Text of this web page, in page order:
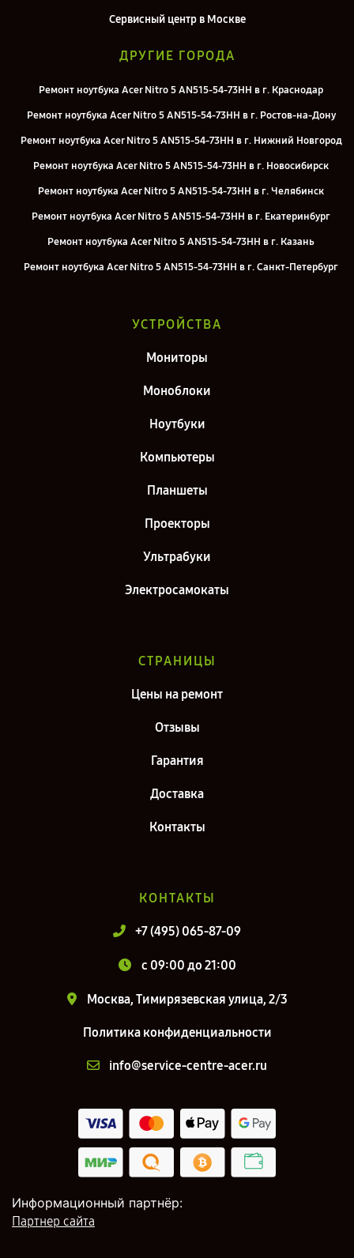
Сервисный центр в Москве
ДРУГИЕ ГОРОДА
Ремонт ноутбука Acer Nitro 5 AN515-54-73HH в г. Краснодар
Ремонт ноутбука Acer Nitro 5 AN515-54-73HH в г. Ростов-на-Дону
Ремонт ноутбука Acer Nitro 5 AN515-54-73HH в г. Нижний Новгород
Ремонт ноутбука Acer Nitro 5 AN515-54-73HH в г. Новосибирск
Ремонт ноутбука Acer Nitro 5 AN515-54-73HH в г. Челябинск
Ремонт ноутбука Acer Nitro 5 AN515-54-73HH в г. Екатеринбург
Ремонт ноутбука Acer Nitro 5 AN515-54-73HH в г. Казань
Ремонт ноутбука Acer Nitro 5 AN515-54-73HH в г. Санкт-Петербург
УСТРОЙСТВА
Мониторы
Моноблоки
Ноутбуки
Компьютеры
Планшеты
Проекторы
Ультрабуки
Электросамокаты
СТРАНИЦЫ
Цены на ремонт
Отзывы
Гарантия
Доставка
Контакты
КОНТАКТЫ
+7 (495) 065-87-09
c 09:00 до 21:00
Москва, Тимирязевская улица, 2/3
Политика конфиденциальности
info@service-centre-acer.ru
Информационный партнёр:
Партнер сайта